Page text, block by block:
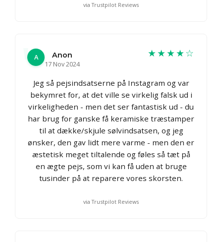
via Trustpilot Reviews
A
Anon
17 Nov 2024
★★★★☆
Jeg så pejsindsatserne på Instagram og var
bekymret for, at det ville se virkelig falsk ud i
virkeligheden - men det ser fantastisk ud - du
har brug for ganske få keramiske træstamper
til at dække/skjule sølvindsatsen, og jeg
ønsker, den gav lidt mere varme - men den er
æstetisk meget tiltalende og føles så tæt på
en ægte pejs, som vi kan få uden at bruge
tusinder på at reparere vores skorsten.
via Trustpilot Reviews